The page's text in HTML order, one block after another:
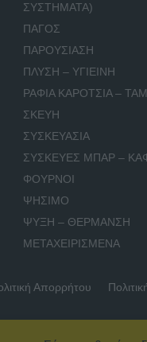
ΣΥΣΤΗΜΑΤΑ)
ΠΑΓΟΣ
ΠΑΡΟΥΣΙΑΣΗ
ΠΛΥΣΗ – ΥΓΙΕΙΝΗ
ΡΑΦΙΑ ΚΑΡΟΤΣΙΑ –
ΣΚΕΥΗ
ΣΥΣΚΕΥΑΣΙΑ
ΣΥΣΚΕΥΕΣ ΜΠΑΡ –
ΦΟΥΡΝΟΙ
ΨΗΣΙΜΟ
ΨΥΞΗ – ΘΕΡΜΑΝΣΗ
ΜΕΤΑΧΕΙΡΙΣΜΕΝΑ
Απορρήτου